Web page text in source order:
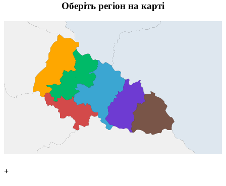
Оберіть регіон на карті
+